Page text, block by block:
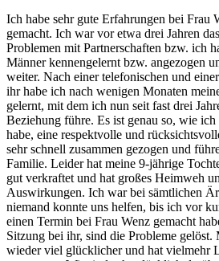
Ich habe sehr gute Erfahrungen bei
gemacht. Ich war vor etwa drei Jahren
Problemen mit Partnerschaften bzw. ich
Männer kennengelernt bzw. angezogen
weiter. Nach einer telefonischen und
ihr habe ich nach wenigen Monaten
gelernt, mit dem ich nun seit fast drei
Beziehung führe. Es ist genau so, wie
habe, eine respektvolle und
sehr schnell zusammen gezogen und
Familie. Leider hat meine 9-jährige
gut verkraftet und hat großes Heimweh
Auswirkungen. Ich war bei sämtlichen
niemand konnte uns helfen, bis ich vor
einen Termin bei Frau Wenz gemacht
Sitzung bei ihr, sind die Probleme gelöst.
wieder viel glücklicher und hat vielmehr